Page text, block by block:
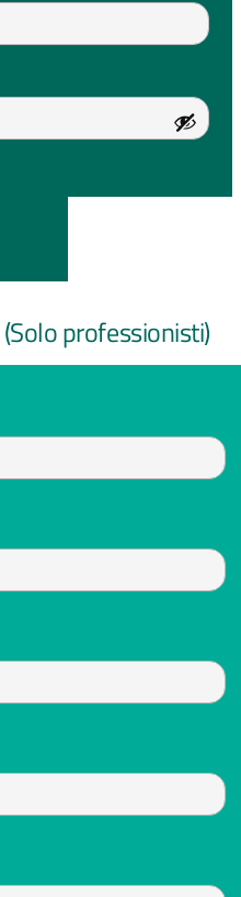
(Solo professionisti)